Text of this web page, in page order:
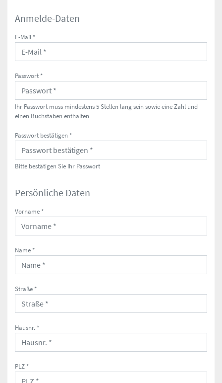
Anmelde-Daten
E-Mail *
Passwort *
Ihr Passwort muss mindestens 5 Stellen lang sein sowie eine Zahl und
einen Buchstaben enthalten
Passwort bestätigen *
Bitte bestätigen Sie Ihr Passwort
Persönliche Daten
Vorname *
Name *
Straße *
Hausnr. *
PLZ *